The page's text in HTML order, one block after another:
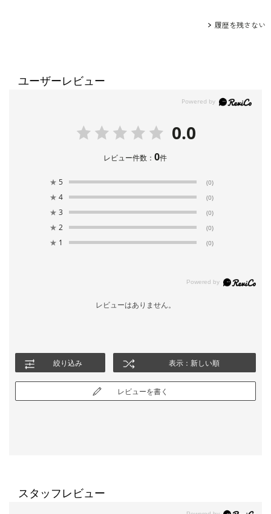
履歴を残さない
ユーザーレビュー
0.0
レビュー件数：0件
★ 5 (0)
★ 4 (0)
★ 3 (0)
★ 2 (0)
★ 1 (0)
レビューはありません。
絞り込み 表示：新しい順
レビューを書く
スタッフレビュー